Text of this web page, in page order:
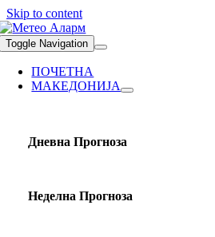
Skip to content
Toggle Navigation
ПОЧЕТНА
МАКЕДОНИЈА
Дневна Прогноза
Неделна Прогноза